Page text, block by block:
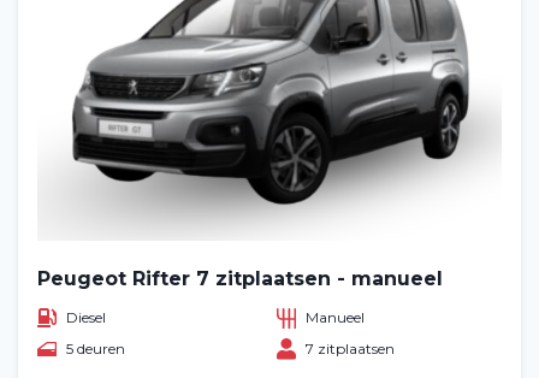
Peugeot Rifter 7 zitplaatsen - manueel
Diesel
Manueel
5 deuren
7 zitplaatsen